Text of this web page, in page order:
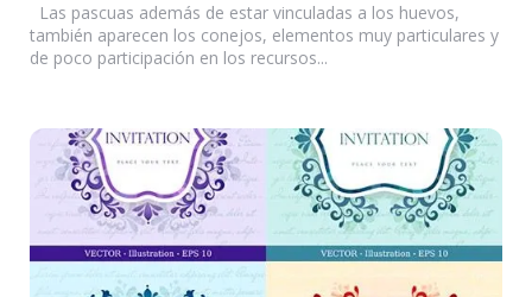
Las pascuas además de estar vinculadas a los huevos,
también aparecen los conejos, elementos muy particulares y
de poco participación en los recursos...